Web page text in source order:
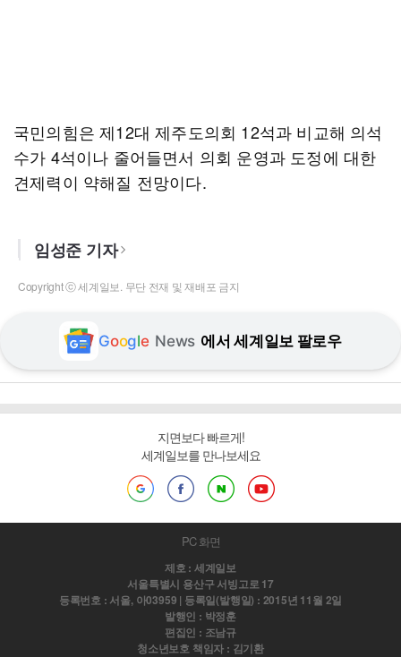
국민의힘은 제12대 제주도의회 12석과 비교해 의석
수가 4석이나 줄어들면서 의회 운영과 도정에 대한
견제력이 약해질 전망이다.
임성준 기자
Copyright ⓒ 세계일보. 무단 전재 및 재배포 금지
Google News 에서 세계일보 팔로우
지면보다 빠르게!
세계일보를 만나보세요
PC 화면
제호 : 세계일보
서울특별시 용산구 서빙고로 17
등록번호 : 서울, 아03959 | 등록일(발행일) : 2015년 11월 2일
발행인 : 박정훈
편집인 : 조남규
청소년보호 책임자 : 김기환